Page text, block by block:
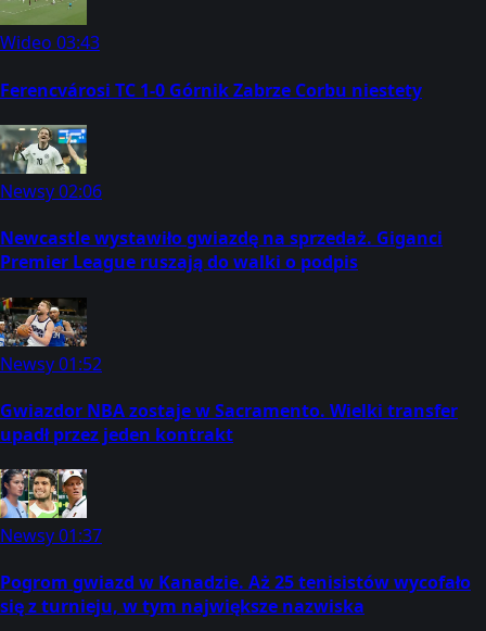
Wideo 03:43
Ferencvárosi TC 1-0 Górnik Zabrze Corbu niestety
Newsy02:06
Newcastle wystawiło gwiazdę na sprzedaż. Giganci
Premier League ruszają do walki o podpis
Newsy01:52
Gwiazdor NBA zostaje w Sacramento. Wielki transfer
upadł przez jeden kontrakt
Newsy01:37
Pogrom gwiazd w Kanadzie. Aż 25 tenisistów wycofało
się z turnieju, w tym największe nazwiska